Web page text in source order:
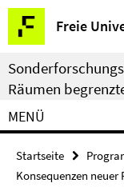
Springe
direkt
zu
Inhalt
Freie
Service-
Navigation
Räumen
MENÜ
Startseite
Konsequenzen neuer